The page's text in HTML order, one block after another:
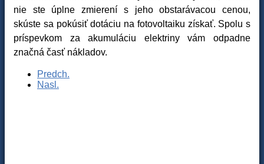
nie ste úplne zmierení s jeho obstarávacou cenou,
skúste sa pokúsiť dotáciu na fotovoltaiku získať. Spolu s
príspevkom za akumuláciu elektriny vám odpadne
značná časť nákladov.
Predch.
Nasl.